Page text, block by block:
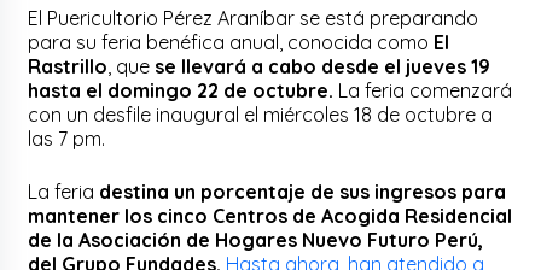
El Puericultorio Pérez Araníbar se está preparando
para su feria benéfica anual, conocida como El
Rastrillo , que se llevará a cabo desde el jueves 19
hasta el domingo 22 de octubre. La feria comenzará
con un desfile inaugural el miércoles 18 de octubre a
las 7 pm.
La feria destina un porcentaje de sus ingresos para
mantener los cinco Centros de Acogida Residencial
de la Asociación de Hogares Nuevo Futuro Perú,
del Grupo Fundades. Hasta ahora, han atendido a